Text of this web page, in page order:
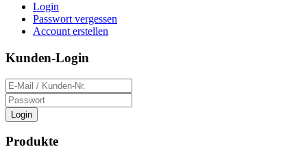
Login
Passwort vergessen
Account erstellen
Kunden-Login
Login
Produkte